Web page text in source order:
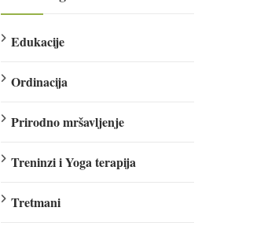
Edukacije
Ordinacija
Prirodno mršavljenje
Treninzi i Yoga terapija
Tretmani